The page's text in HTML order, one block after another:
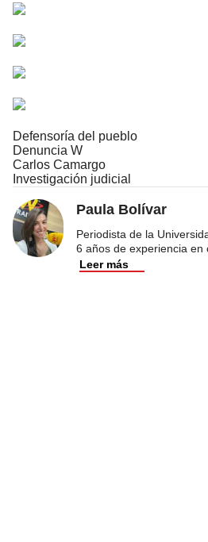
Defensoría del pueblo
Denuncia W
Carlos Camargo
Investigación judicial
Paula Bolívar
Periodista de la
6 años de experiencia en
Leer más